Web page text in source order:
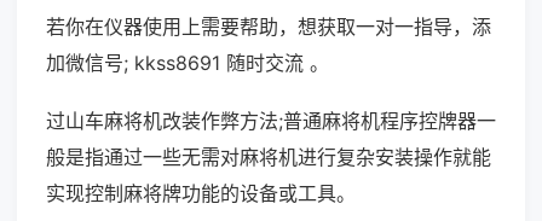
若你在仪器使用上需要帮助，想获取一对一指导，添
加微信号; kkss8691 随时交流 。
过山车麻将机改装作弊方法;普通麻将机程序控牌器一
般是指通过一些无需对麻将机进行复杂安装操作就能
实现控制麻将牌功能的设备或工具。